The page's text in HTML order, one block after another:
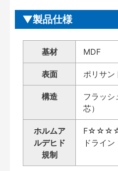
製品仕様
基材 MDF
表面 ポリサン
構造
フラッシ
芯）
ホルムア
ルデヒド
規制
F☆☆☆☆
ドライン